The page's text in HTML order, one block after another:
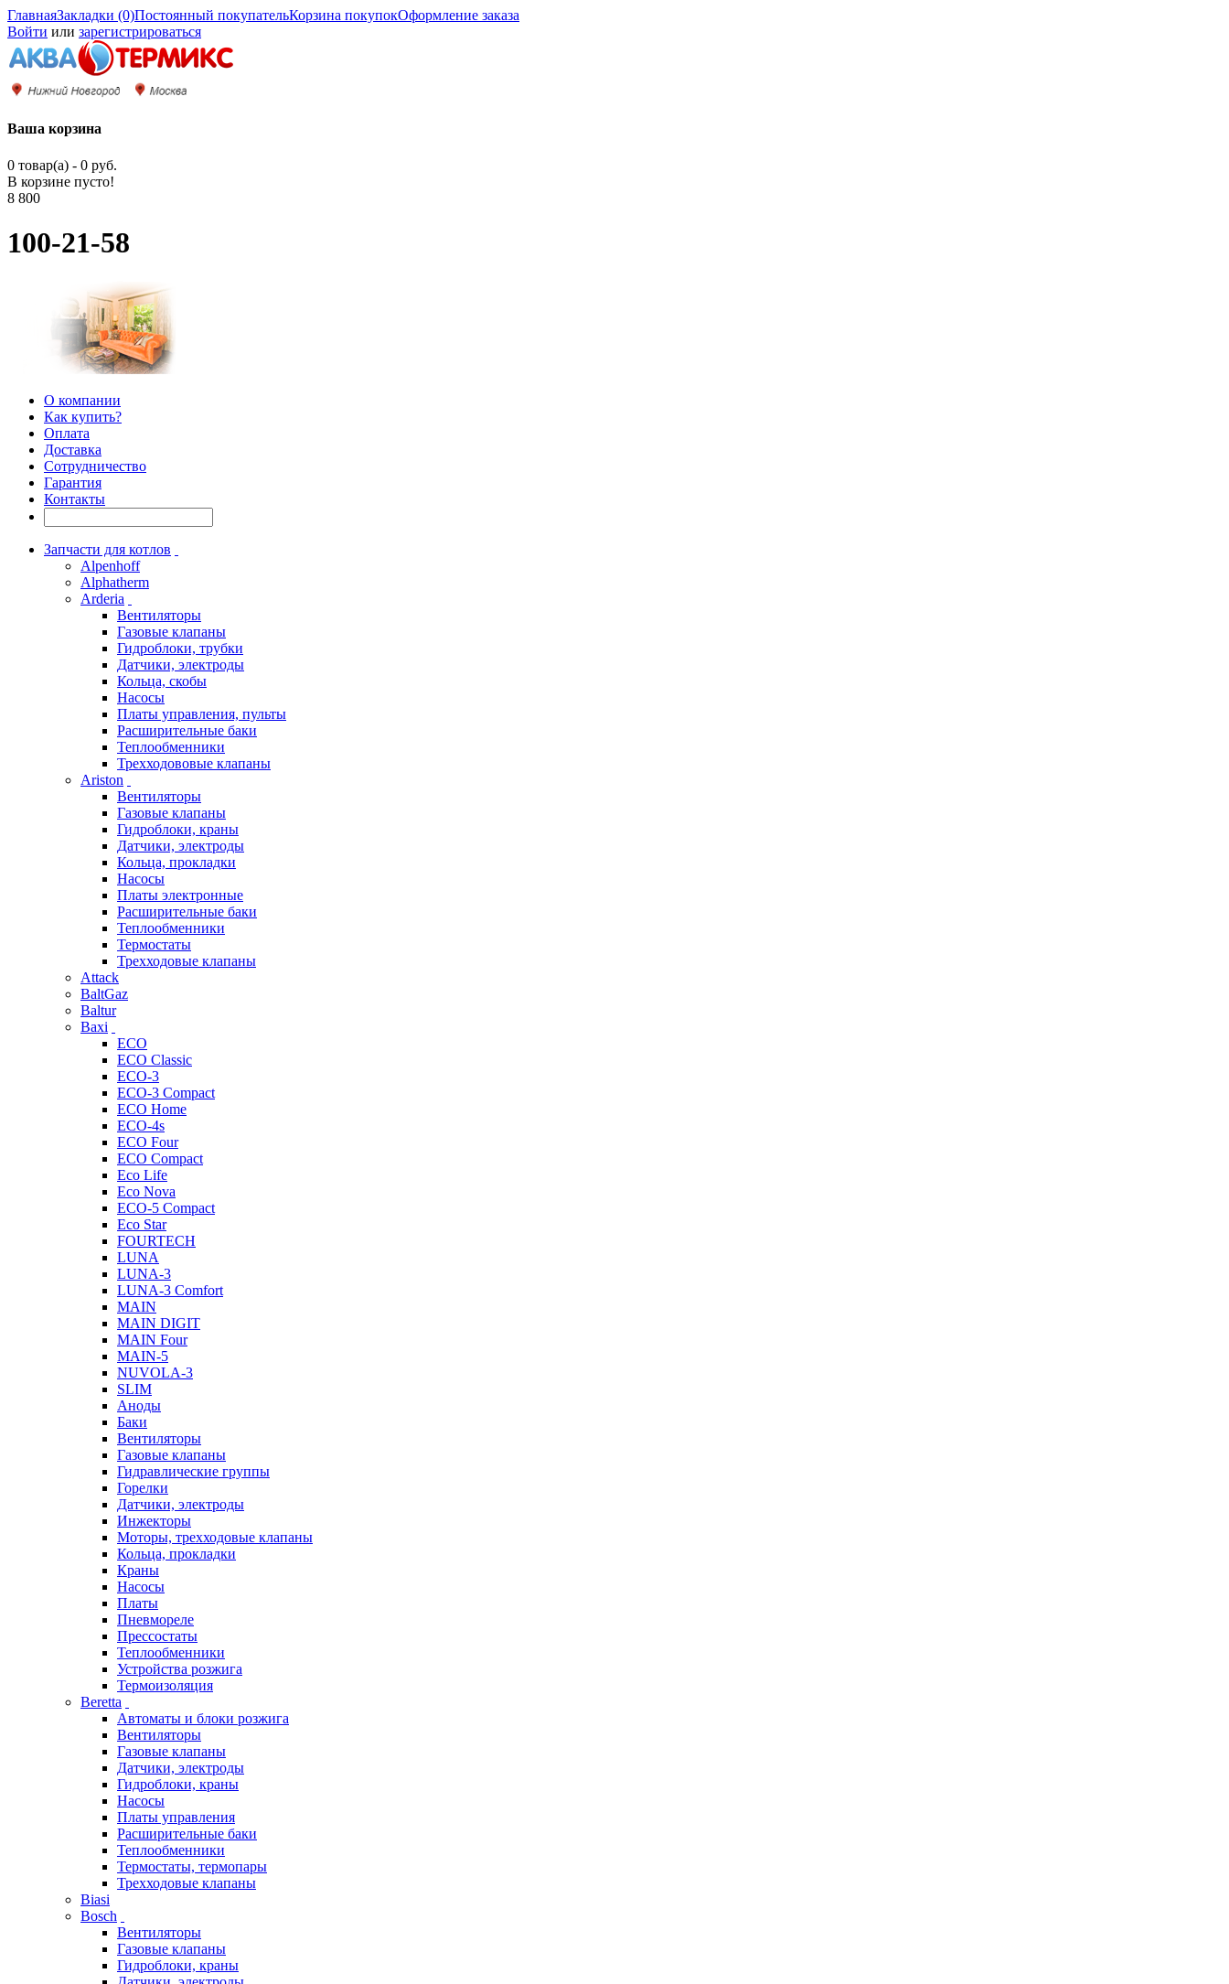
ГлавнаяЗакладки (0)Постоянный покупательКорзина покупокОформление заказа
Войти или зарегистрироваться
Ваша корзина
0 товар(а) - 0 руб.
В корзине пусто!
8 800
100-21-58
О компании
Как купить?
Оплата
Доставка
Сотрудничество
Гарантия
Контакты
Запчасти для котлов
Alpenhoff
Alphatherm
Arderia
Вентиляторы
Газовые клапаны
Гидроблоки, трубки
Датчики, электроды
Кольца, скобы
Насосы
Платы управления, пульты
Расширительные баки
Теплообменники
Трехходововые клапаны
Ariston
Вентиляторы
Газовые клапаны
Гидроблоки, краны
Датчики, электроды
Кольца, прокладки
Насосы
Платы электронные
Расширительные баки
Теплообменники
Термостаты
Трехходовые клапаны
Attack
BaltGaz
Baltur
Baxi
ECO
ECO Classic
ECO-3
ECO-3 Compact
ECO Home
ECO-4s
ECO Four
ECO Compact
Eco Life
Eco Nova
ECO-5 Compact
Eco Star
FOURTECH
LUNA
LUNA-3
LUNA-3 Comfort
MAIN
MAIN DIGIT
MAIN Four
MAIN-5
NUVOLA-3
SLIM
Аноды
Баки
Вентиляторы
Газовые клапаны
Гидравлические группы
Горелки
Датчики, электроды
Инжекторы
Моторы, трехходовые клапаны
Кольца, прокладки
Краны
Насосы
Платы
Пневмореле
Прессостаты
Теплообменники
Устройства розжига
Термоизоляция
Beretta
Автоматы и блоки розжига
Вентиляторы
Газовые клапаны
Датчики, электроды
Гидроблоки, краны
Насосы
Платы управления
Расширительные баки
Теплообменники
Термостаты, термопары
Трехходовые клапаны
Biasi
Bosch
Вентиляторы
Газовые клапаны
Гидроблоки, краны